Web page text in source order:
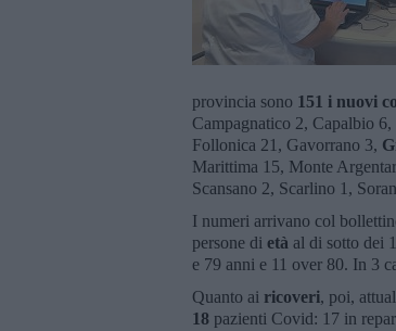
provincia sono 151 i nuovi
Campagnatico 2, Capalbio
Follonica 21, Gavorrano 3,
Marittima 15, Monte
Scansano 2, Scarlino 1,
I numeri arrivano col
persone di età al di sotto dei
e 79 anni e 11 over 80. In 3
Quanto ai ricoveri, poi,
18 pazienti Covid: 17 in